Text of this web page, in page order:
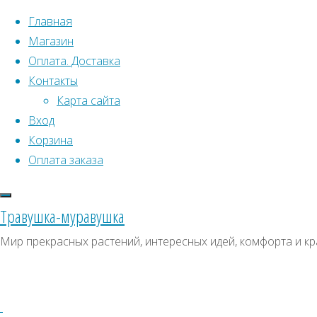
Перейти к содержимому
Главная
Магазин
Оплата. Доставка
Контакты
Карта сайта
Вход
Корзина
Оплата заказа
Травушка-муравушка
Мир прекрасных растений, интересных идей, комфорта и
Что искать:
Платан
восточный
Купить
Искать:
СКИДКИ, АКЦИИ
Архивы